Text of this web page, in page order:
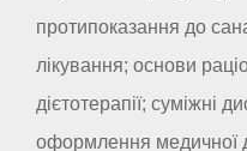
протипоказання до
лікування; основи
дієтотерапії; суміжні
оформлення медичної